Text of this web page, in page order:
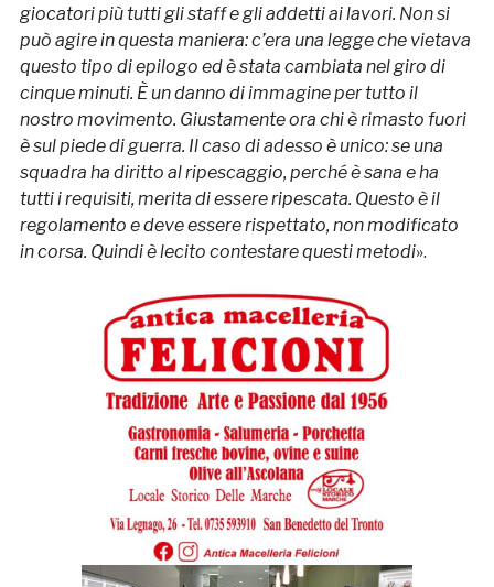
giocatori più tutti gli staff e gli addetti ai lavori. Non si
può agire in questa maniera: c’era una legge che vietava
questo tipo di epilogo ed è stata cambiata nel giro di
cinque minuti. È un danno di immagine per tutto il
nostro movimento. Giustamente ora chi è rimasto fuori
è sul piede di guerra. Il caso di adesso è unico: se una
squadra ha diritto al ripescaggio, perché è sana e ha
tutti i requisiti, merita di essere ripescata. Questo è il
regolamento e deve essere rispettato, non modificato
in corsa. Quindi è lecito contestare questi metodi».